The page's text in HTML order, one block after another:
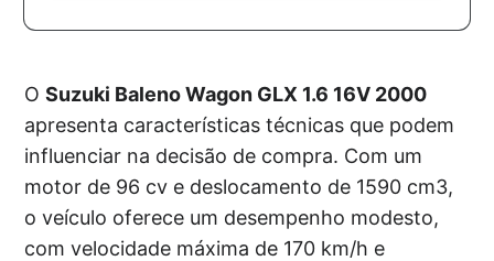
OSuzuki Baleno Wagon GLX 1.6 16V 2000
apresenta características técnicas que podem
influenciar na decisão de compra. Com um
motor de 96 cv e deslocamento de 1590 cm3,
o veículo oferece um desempenho modesto,
com velocidade máxima de 170 km/h e